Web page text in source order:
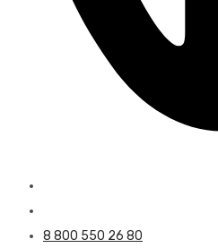
8 800 550 26 80